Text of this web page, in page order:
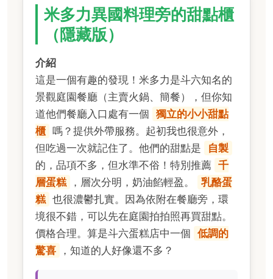
米多力異國料理旁的甜點櫃
（隱藏版）
介紹
這是一個有趣的發現！米多力是斗六知名的
景觀庭園餐廳（主賣火鍋、簡餐），但你知
道他們餐廳入口處有一個 獨立的小小甜點
櫃 嗎？提供外帶服務。起初我也很意外，
但吃過一次就記住了。他們的甜點是
自製
的，品項不多，但水準不俗！特別推薦 千
層蛋糕
，層次分明，奶油餡輕盈。
乳酪蛋
糕 也很濃鬱扎實。因為依附在餐廳旁，環
境很不錯，可以先在庭園拍拍照再買甜點。
價格合理。算是斗六蛋糕店中一個 低調的
驚喜
，知道的人好像還不多？